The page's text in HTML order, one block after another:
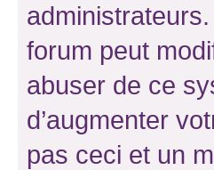
forum peut
abuser de ce
d’augmenter
pas ceci et un